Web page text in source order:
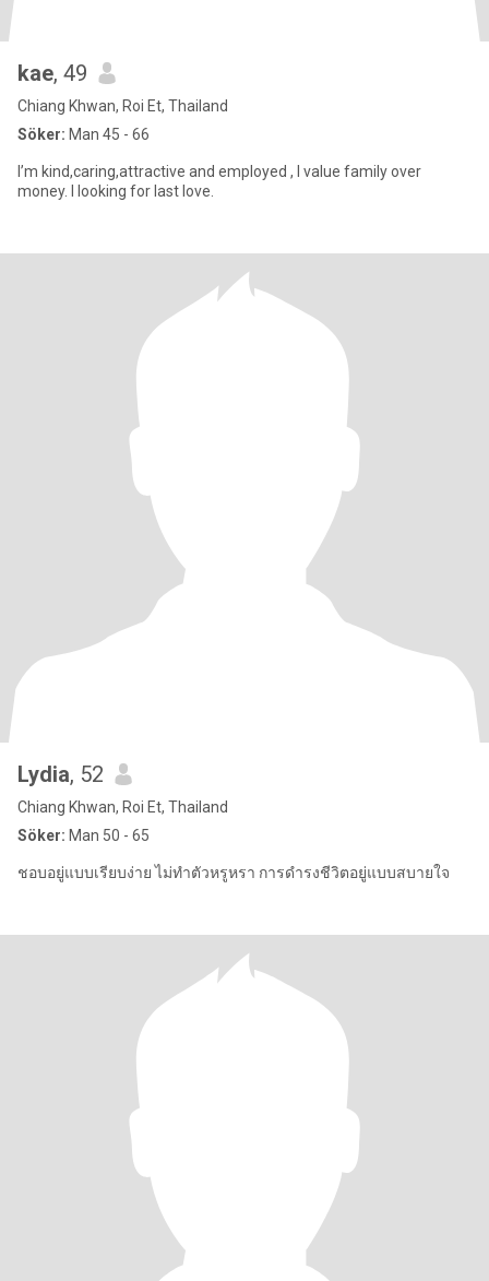
kae, 49
Chiang Khwan, Roi Et, Thailand
Söker: Man 45 - 66
I’m kind,caring,attractive and employed , I value family over
money. I looking for last love.
Lydia, 52
Chiang Khwan, Roi Et, Thailand
Söker: Man 50 - 65
ชอบอยู่แบบเรียบง่าย ไม่ทำตัวหรูหรา การดำรงชีวิตอยู่แบบสบายใจ